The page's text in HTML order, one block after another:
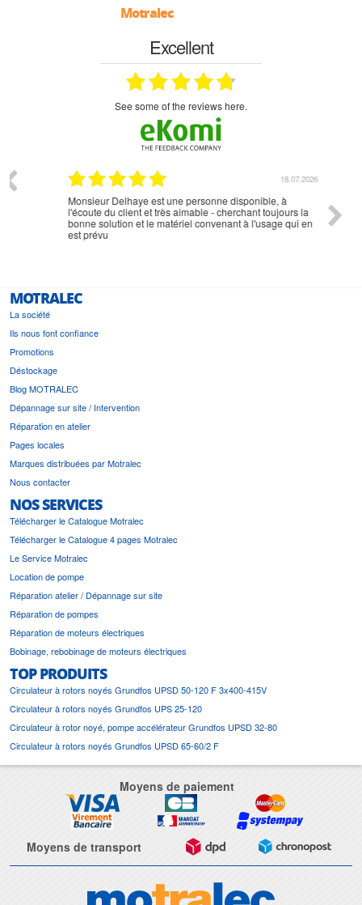
Motralec
Excellent
see some of the reviews here.
18.07.2026
Monsieur Delhaye est une personne disponible, à
l'écoute du client et très aimable - cherchant toujours la
bonne solution et le matériel convenant à l'usage qui en
est prévu
MOTRALEC
La société
Ils nous font confiance
Promotions
Déstockage
Blog MOTRALEC
Dépannage sur site / Intervention
Réparation en atelier
Pages locales
Marques distribuées par Motralec
Nous contacter
NOS SERVICES
Télécharger le Catalogue Motralec
Télécharger le Catalogue 4 pages Motralec
Le Service Motralec
Location de pompe
Réparation atelier / Dépannage sur site
Réparation de pompes
Réparation de moteurs électriques
Bobinage, rebobinage de moteurs électriques
TOP PRODUITS
Circulateur à rotors noyés Grundfos UPSD 50-120 F 3x400-415V
Circulateur à rotors noyés Grundfos UPS 25-120
Circulateur à rotor noyé, pompe accélérateur Grundfos UPSD 32-80
Circulateur à rotors noyés Grundfos UPSD 65-60/2 F
Moyens de paiement
Moyens de transport